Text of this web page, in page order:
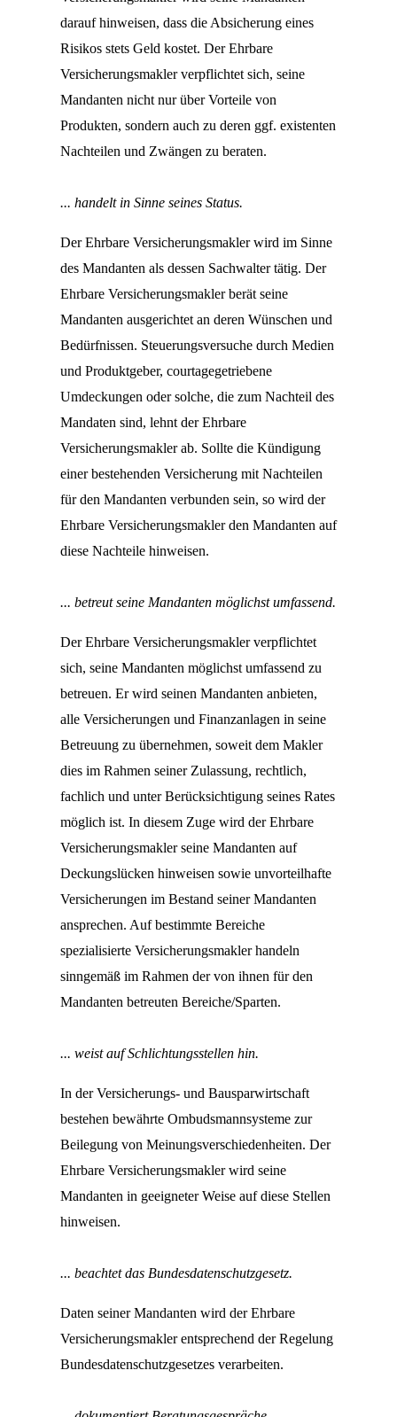
darauf hinweisen, dass die Absicherung eines
Risikos stets Geld kostet. Der Ehrbare
Versicherungsmakler verpflichtet sich, seine
Mandanten nicht nur über Vorteile von
Produkten, sondern auch zu deren ggf. existenten
Nachteilen und Zwängen zu beraten.
... handelt in Sinne seines Status.
Der Ehrbare Versicherungsmakler wird im Sinne
des Mandanten als dessen Sachwalter tätig. Der
Ehrbare Versicherungsmakler berät seine
Mandanten ausgerichtet an deren Wünschen und
Bedürfnissen. Steuerungsversuche durch Medien
und Produktgeber, courtagegetriebene
Umdeckungen oder solche, die zum Nachteil des
Mandaten sind, lehnt der Ehrbare
Versicherungsmakler ab. Sollte die Kündigung
einer bestehenden Versicherung mit Nachteilen
für den Mandanten verbunden sein, so wird der
Ehrbare Versicherungsmakler den Mandanten auf
diese Nachteile hinweisen.
... betreut seine Mandanten möglichst umfassend.
Der Ehrbare Versicherungsmakler verpflichtet
sich, seine Mandanten möglichst umfassend zu
betreuen. Er wird seinen Mandanten anbieten,
alle Versicherungen und Finanzanlagen in seine
Betreuung zu übernehmen, soweit dem Makler
dies im Rahmen seiner Zulassung, rechtlich,
fachlich und unter Berücksichtigung seines Rates
möglich ist. In diesem Zuge wird der Ehrbare
Versicherungsmakler seine Mandanten auf
Deckungslücken hinweisen sowie unvorteilhafte
Versicherungen im Bestand seiner Mandanten
ansprechen. Auf bestimmte Bereiche
spezialisierte Versicherungsmakler handeln
sinngemäß im Rahmen der von ihnen für den
Mandanten betreuten Bereiche/Sparten.
... weist auf Schlichtungsstellen hin.
In der Versicherungs- und Bausparwirtschaft
bestehen bewährte Ombudsmannsysteme zur
Beilegung von Meinungsverschiedenheiten. Der
Ehrbare Versicherungsmakler wird seine
Mandanten in geeigneter Weise auf diese Stellen
hinweisen.
... beachtet das Bundesdatenschutzgesetz.
Daten seiner Mandanten wird der Ehrbare
Versicherungsmakler entsprechend der Regelung
Bundesdatenschutzgesetzes verarbeiten.